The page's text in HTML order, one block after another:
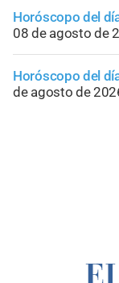
Horóscopo del
08 de agosto de
Horóscopo del
de agosto de